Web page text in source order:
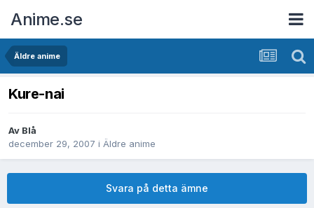
Anime.se
Äldre anime
Kure-nai
Av Blå
december 29, 2007 i Äldre anime
Svara på detta ämne